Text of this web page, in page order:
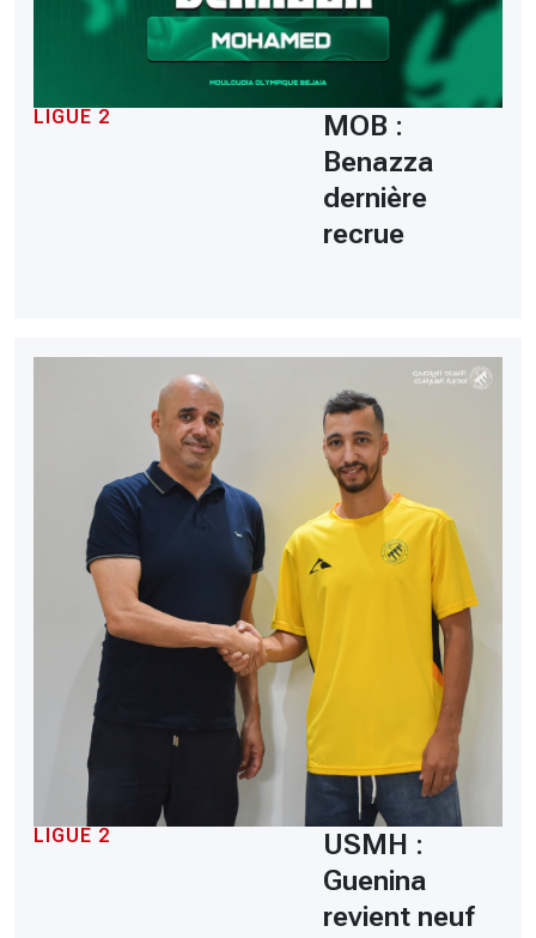
LIGUE 2
MOB :
Benazza
dernière
recrue
LIGUE 2
USMH :
Guenina
revient neuf